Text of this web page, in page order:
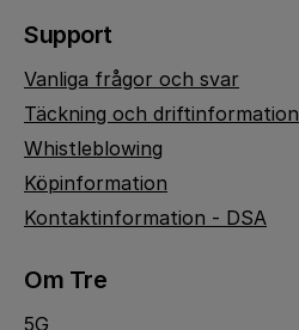
Support
Vanliga frågor och svar
Täckning och driftinformation
Whistleblowing
Köpinformation
Kontaktinformation - DSA
Om Tre
5G